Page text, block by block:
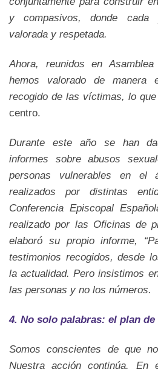
y compasivos, donde cada
valorada y respetada.
Ahora, reunidos en
hemos valorado de manera
recogido de las víctimas, lo
centro.
Durante este año se han
informes sobre abusos
personas vulnerables en el
realizados por distintas
Conferencia Episcopal
realizado por las Oficinas de
elaboró su propio informe,
testimonios recogidos, desde
la actualidad. Pero insistimos
las personas y no los números.
4. No solo palabras: el plan
Somos conscientes de que
Nuestra acción continúa. En